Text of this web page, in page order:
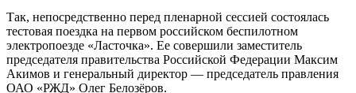
Так, непосредственно перед пленарной сессией состоялась
тестовая поездка на первом российском беспилотном
электропоезде «Ласточка». Ее совершили заместитель
председателя правительства Российской Федерации Максим
Акимов и генеральный директор — председатель правления
ОАО «РЖД» Олег Белозёров.